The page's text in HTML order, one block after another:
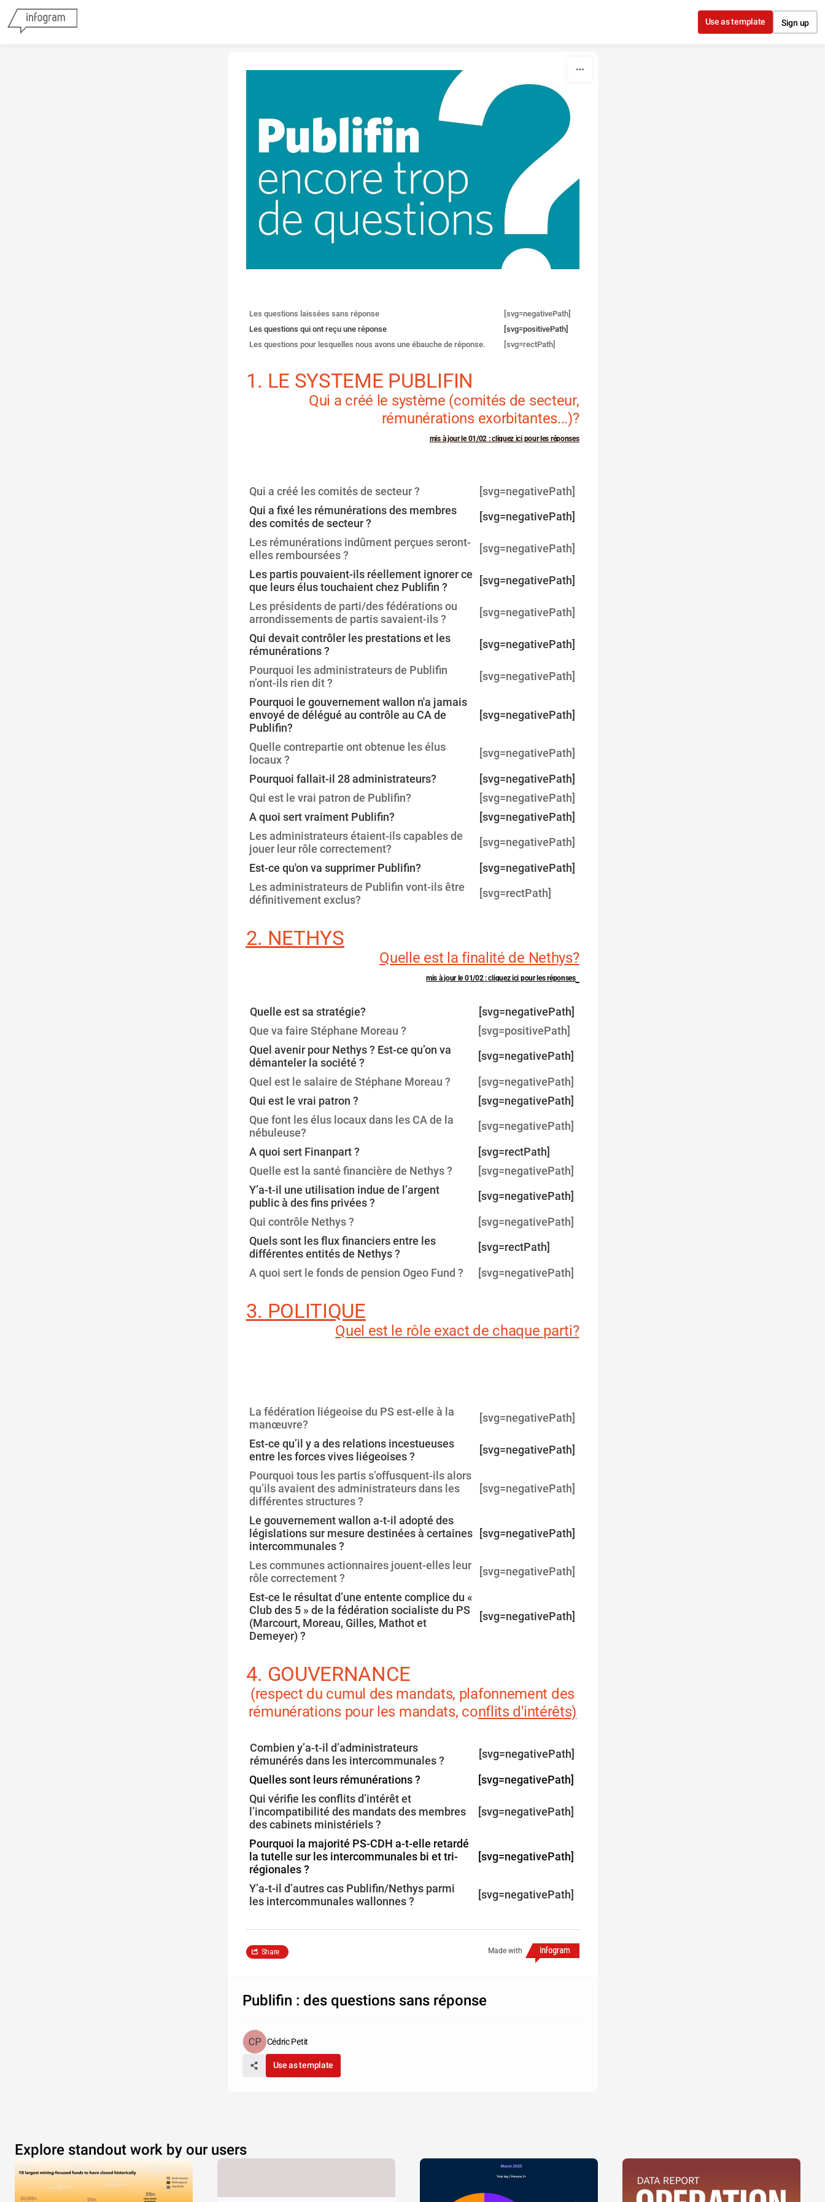
Use as template Sign up
Les questions laissées sans réponse
[svg=negativePath]
Les questions qui ont reçu une réponse
[svg=positivePath]
Les questions pour lesquelles nous avons une ébauche de réponse.
[svg=rectPath]
1. LE SYSTEME PUBLIFIN
Qui a créé le système (comités de secteur,
rémunérations exorbitantes...)?
mis à jour le 01/02 : cliquez ici pour les réponses
Qui a créé les comités de secteur ?
[svg=negativePath]
Qui a fixé les rémunérations des membres
des comités de secteur ?
[svg=negativePath]
Les rémunérations indûment perçues seront-
elles remboursées ?
[svg=negativePath]
Les partis pouvaient-ils réellement ignorer ce
que leurs élus touchaient chez Publifin ?
[svg=negativePath]
Les présidents de parti/des fédérations ou
arrondissements de partis savaient-ils ?
[svg=negativePath]
Qui devait contrôler les prestations et les
rémunérations ?
[svg=negativePath]
Pourquoi les administrateurs de Publifin
n’ont-ils rien dit ?
[svg=negativePath]
Pourquoi le gouvernement wallon n'a jamais
envoyé de délégué au contrôle au CA de
Publifin?
[svg=negativePath]
Quelle contrepartie ont obtenue les élus
locaux ?
[svg=negativePath]
Pourquoi fallait-il 28 administrateurs?
[svg=negativePath]
Qui est le vrai patron de Publifin?
[svg=negativePath]
A quoi sert vraiment Publifin?
[svg=negativePath]
Les administrateurs étaient-ils capables de
jouer leur rôle correctement?
[svg=negativePath]
Est-ce qu'on va supprimer Publifin?
[svg=negativePath]
Les administrateurs de Publifin vont-ils être
définitivement exclus?
[svg=rectPath]
2. NETHYS
Quelle est la finalité de Nethys?
mis à jour le 01/02 : cliquez ici pour les réponses
Quelle est sa stratégie?
[svg=negativePath]
Que va faire Stéphane Moreau ?
[svg=positivePath]
Quel avenir pour Nethys ? Est-ce qu’on va
démanteler la société ?
[svg=negativePath]
Quel est le salaire de Stéphane Moreau ?
[svg=negativePath]
Qui est le vrai patron ?
[svg=negativePath]
Que font les élus locaux dans les CA de la
nébuleuse?
[svg=negativePath]
A quoi sert Finanpart ?
[svg=rectPath]
Quelle est la santé financière de Nethys ?
[svg=negativePath]
Y’a-t-il une utilisation indue de l’argent
public à des fins privées ?
[svg=negativePath]
Qui contrôle Nethys ?
[svg=negativePath]
Quels sont les flux financiers entre les
différentes entités de Nethys ?
[svg=rectPath]
A quoi sert le fonds de pension Ogeo Fund ?
[svg=negativePath]
3. POLITIQUE
Quel est le rôle exact de chaque parti?
La fédération liégeoise du PS est-elle à la
manœuvre?
[svg=negativePath]
Est-ce qu’il y a des relations incestueuses
entre les forces vives liégeoises ?
[svg=negativePath]
Pourquoi tous les partis s’offusquent-ils alors
qu’ils avaient des administrateurs dans les
différentes structures ?
[svg=negativePath]
Le gouvernement wallon a-t-il adopté des
législations sur mesure destinées à certaines
intercommunales ?
[svg=negativePath]
Les communes actionnaires jouent-elles leur
rôle correctement ?
[svg=negativePath]
Est-ce le résultat d’une entente complice du «
Club des 5 » de la fédération socialiste du PS
(Marcourt, Moreau, Gilles, Mathot et
Demeyer) ?
[svg=negativePath]
4. GOUVERNANCE
(respect du cumul des mandats, plafonnement des
rémunérations pour les mandats, conflits d'intérêts)
Combien y’a-t-il d’administrateurs
rémunérés dans les intercommunales ?
[svg=negativePath]
Quelles sont leurs rémunérations ?
[svg=negativePath]
Qui vérifie les conflits d’intérêt et
l’incompatibilité des mandats des membres
des cabinets ministériels ?
[svg=negativePath]
Pourquoi la majorité PS-CDH a-t-elle retardé
la tutelle sur les intercommunales bi et tri-
régionales ?
[svg=negativePath]
Y’a-t-il d’autres cas Publifin/Nethys parmi
les intercommunales wallonnes ?
[svg=negativePath]
Made with
Share
Publifin : des questions sans réponse
Cédric Petit
Use as template
Explore standout work by our users